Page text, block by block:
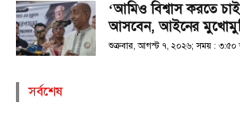
‘আমিও বিশ্বাস করতে চাই
আসবেন, আইনের
শুক্রবার, আগস্ট ৭, ২০২৬; সময় : ৩:৫০
সর্বশেষ